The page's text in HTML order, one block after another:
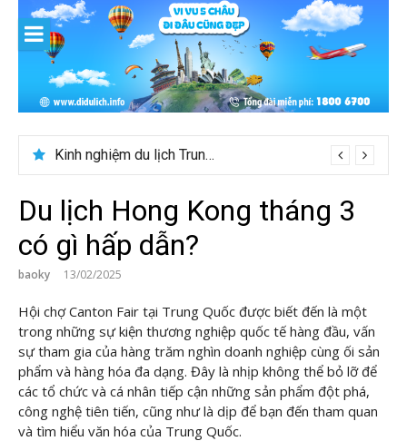
content
Kinh nghiệm du lịch Trung Á lần đầu cho khách Việt
Du lịch Hong Kong tháng 3
có gì hấp dẫn?
baoky 13/02/2025
Hội chợ Canton Fair tại Trung Quốc được biết đến là một
trong những sự kiện thương nghiệp quốc tế hàng đầu, vấn
sự tham gia của hàng trăm nghìn doanh nghiệp cùng ối sản
phẩm và hàng hóa đa dạng. Đây là nhịp không thể bỏ lỡ để
các tổ chức và cá nhân tiếp cận những sản phẩm đột phá,
công nghệ tiên tiến, cũng như là dịp để bạn đến tham quan
và tìm hiểu văn hóa của Trung Quốc.